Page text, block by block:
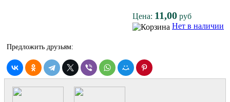
Цена: 11,00 руб
Нет в наличии
Предложить друзьям: